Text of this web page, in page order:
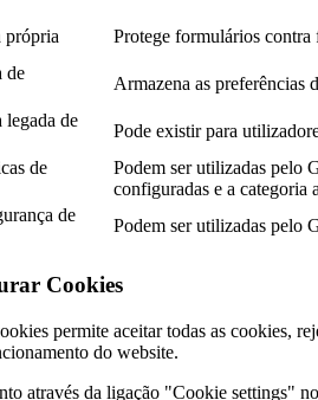
própria Protege formulários contra
de
Armazena as preferências
de
Pode existir para
de
Podem ser utilizadas pelo
configuradas e a categoria
de
Podem ser utilizadas pelo
Cookies
permite aceitar todas as cookies,
do website.
através da ligação "Cookie settings"